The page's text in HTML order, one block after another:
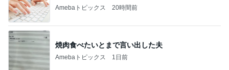
Amebaトピックス 20時間前
焼肉食べたいとまで言い出した夫
Amebaトピックス 1日前